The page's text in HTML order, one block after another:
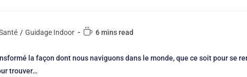
/ Guidage Indoor 6 mins read
la façon dont nous naviguons dans le monde, que ce soit pour se
trouver…